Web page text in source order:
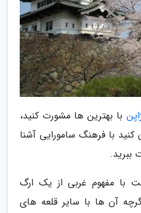
با بهترین ها مشورت کنید،
کنید با فرهنگ سامورایی آشنا
ببرید.
با مفهوم غربی از یک ارگ
آن ها با سایر قلعه های